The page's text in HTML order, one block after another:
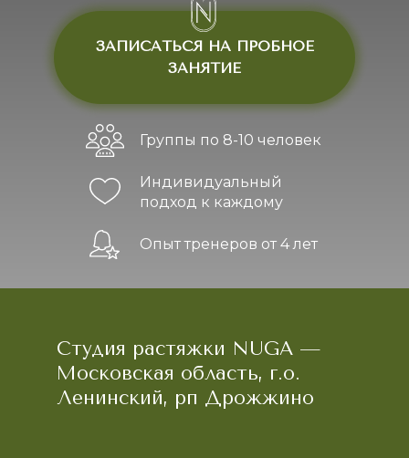
Группы по 8-10 человек
Индивидуальный
подход к каждому
Опыт тренеров от 4 лет
ЗАПИСАТЬСЯ НА ПРОБНОЕ
ЗАНЯТИЕ
Студия растяжки NUGA —
Московская область, г.о.
Ленинский, рп Дрожжино